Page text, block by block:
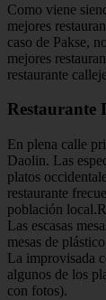
Como viene
mejores
caso de Pakse,
mejores
restaurante
Restaurante
En plena calle
Daolin. Las
platos
restaurante
población
Las escasas
mesas de
La improvisada
algunos de los
con fotos).